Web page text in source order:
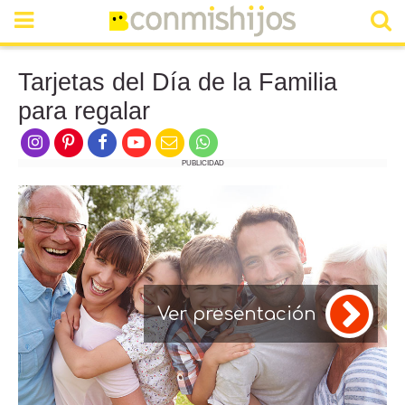
Tarjetas del Día de la Familia
para regalar
PUBLICIDAD
Ver presentación